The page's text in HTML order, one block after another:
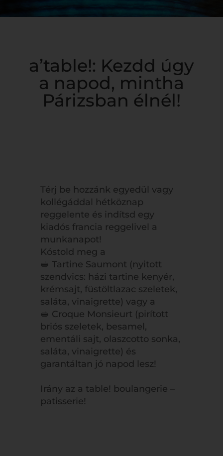
a’table!: Kezdd úgy
a napod, mintha
Párizsban élnél!
Térj be hozzánk egyedül vagy
kollégáddal hétköznap
reggelente és indítsd egy
kiadós francia reggelivel a
munkanapot!
Kóstold meg a
🥪 Tartine Saumont (nyitott
szendvics: házi tartine kenyér,
krémsajt, füstöltlazac szeletek,
saláta, vinaigrette) vagy a
🥪 Croque Monsieurt (pirított
briós szeletek, besamel,
ementáli sajt, olaszcotto sonka,
saláta, vinaigrette) és
garantáltan jó napod lesz!
Irány az a table! boulangerie –
patisserie!